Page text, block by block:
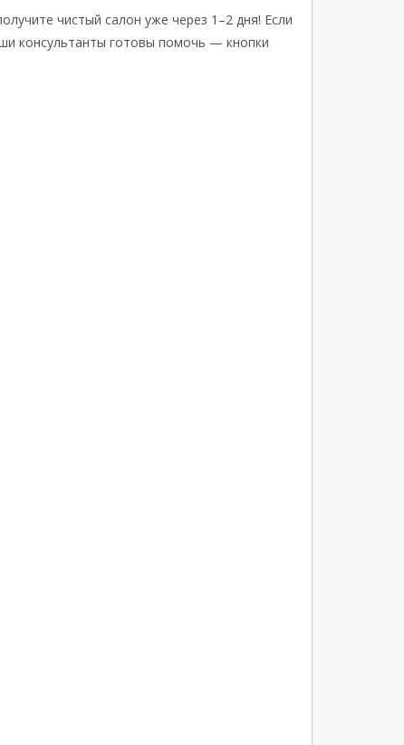
чистый салон уже через 1–2 дня! Если
консультанты готовы помочь — кнопки